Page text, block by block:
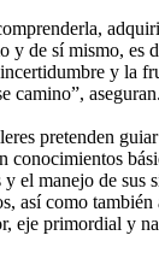
y de sí mismo, es
y la
camino”, aseguran.
pretenden
conocimientos
el manejo de sus
así como también
eje primordial y